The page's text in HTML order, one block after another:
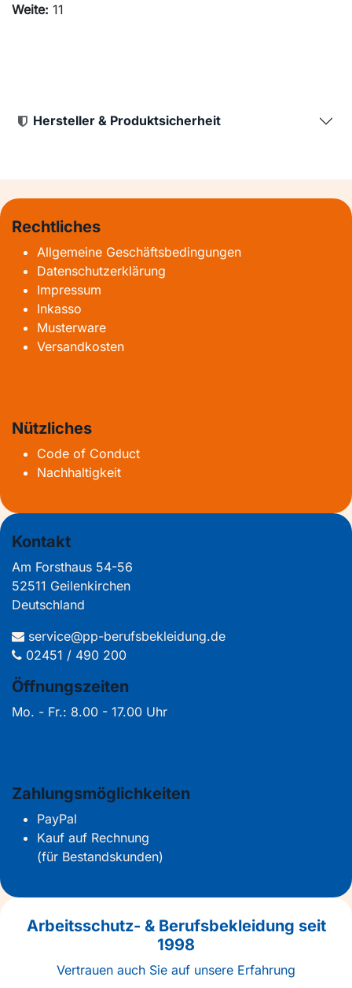
Weite: 11
Hersteller & Produktsicherheit
Rechtliches
Allgemeine Geschäftsbedingungen
Datenschutzerklärung
Impressum
Inkasso
Musterware
Versandkosten
Nützliches
Code of Conduct
Nachhaltigkeit
Kontakt
Am Forsthaus 54-56
52511 Geilenkirchen
Deutschland
service@pp-berufsbekleidung.de
02451 / 490 200
Öffnungszeiten
Mo. - Fr.: 8.00 - 17.00 Uhr
Zahlungsmöglichkeiten
PayPal
Kauf auf Rechnung
(für Bestandskunden)
Arbeitsschutz- & Berufsbekleidung seit
1998
Vertrauen auch Sie auf unsere Erfahrung